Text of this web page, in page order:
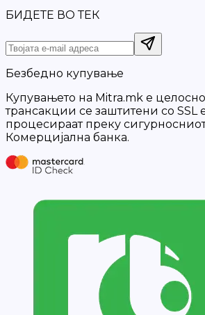
БИДЕТЕ ВО ТЕК
Безбедно купување
Купувањето на Mitra.mk е
трансакции се заштитени со SSL
процесираат преку
Комерцијална банка.